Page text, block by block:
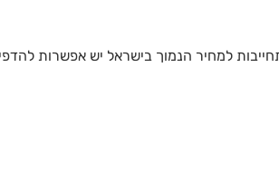
למחיר הנמוך בישראל יש אפשרות